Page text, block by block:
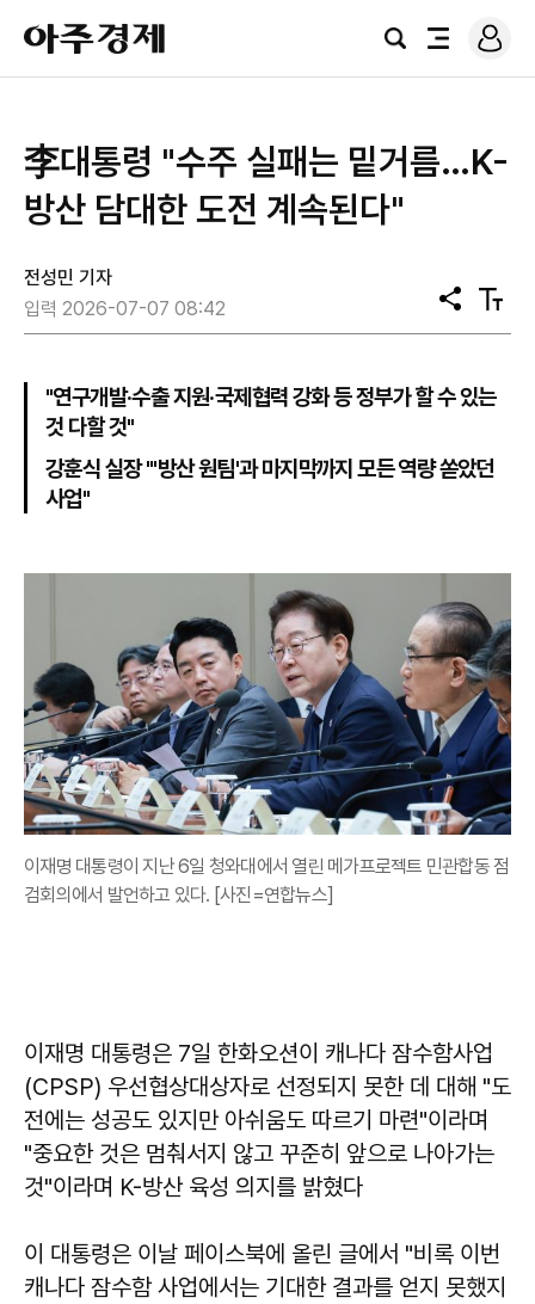
아
주
경
검
전
로
그
李대통령 "수주 실패는 밑거름…K-
방산 담대한 도전 계속된다"
전성민 기자
입력 2026-07-07 08:42
공
유
텍
스
기
"연구개발·수출 지원·국제협력 강화 등 정부가 할 수 있는
것 다할 것"
강훈식 실장 "'방산 원팀'과 마지막까지 모든 역량 쏟았던
사업"
이재명 대통령이 지난 6일 청와대에서 열린 메가프로젝트 민관합동 점
검회의에서 발언하고 있다. [사진=연합뉴스]
이재명 대통령은 7일 한화오션이 캐나다 잠수함사업
(CPSP) 우선협상대상자로 선정되지 못한 데 대해 "도
전에는 성공도 있지만 아쉬움도 따르기 마련"이라며
"중요한 것은 멈춰서지 않고 꾸준히 앞으로 나아가는
것"이라며 K-방산 육성 의지를 밝혔다
이 대통령은 이날 페이스북에 올린 글에서 "비록 이번
캐나다 잠수함 사업에서는 기대한 결과를 얻지 못했지